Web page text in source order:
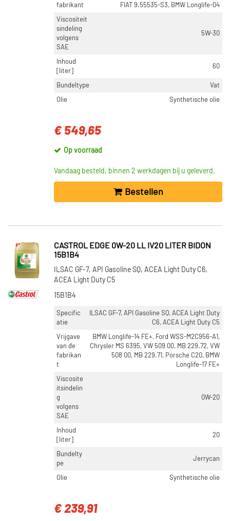
fabrikant
FIAT 9.55535-S3, BMW Longlife-04
Viscositeit
sindeling
volgens
SAE
5W-30
Inhoud
[liter]
60
Bundeltype
Vat
Olie
Synthetische olie
€ 549,65
Op voorraad
Vandaag besteld, binnen 2 werkdagen bij u geleverd.
Bestellen
CASTROL EDGE 0W-20 LL IV20 LITER BIDON
15B1B4
ILSAC GF-7, API Gasoline SQ, ACEA Light Duty C6,
ACEA Light Duty C5
15B1B4
Specific
atie
ILSAC GF-7, API Gasoline SQ, ACEA Light Duty
C6, ACEA Light Duty C5
Vrijgave
van de
fabrikan
t
BMW Longlife-14 FE+, Ford WSS-M2C956-A1,
Chrysler MS 6395, VW 509 00, MB 229.72, VW
508 00, MB 229.71, Porsche C20, BMW
Longlife-17 FE+
Viscosite
itsindelin
g
volgens
SAE
0W-20
Inhoud
[liter]
20
Bundelty
pe
Jerrycan
Olie Synthetische olie
€ 239,91